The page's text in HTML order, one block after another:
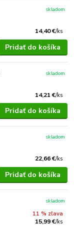
14,40 €/ks
skladom
Pridať do košíka
14,21 €/ks
skladom
Pridať do košíka
22,66 €/ks
skladom
Pridať do košíka
11 % zľava
15,99 €/ks
skladom